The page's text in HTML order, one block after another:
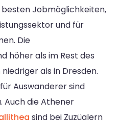
Jobmöglichkeiten,
und für
Die
höher als im Rest des
als in Dresden.
Auswanderer sind
Auch die Athener
sind bei Zuzüglern